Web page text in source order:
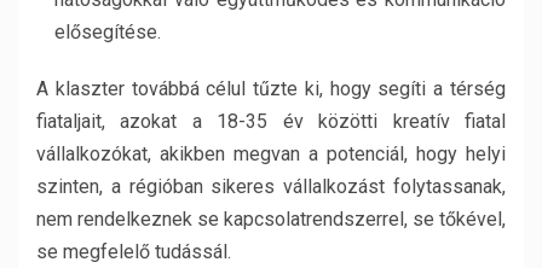
elősegítése.
A klaszter továbbá célul tűzte ki, hogy segíti a térség
fiataljait, azokat a 18-35 év közötti kreatív fiatal
vállalkozókat, akikben megvan a potenciál, hogy helyi
szinten, a régióban sikeres vállalkozást folytassanak,
nem rendelkeznek se kapcsolatrendszerrel, se tőkével,
se megfelelő tudássál.